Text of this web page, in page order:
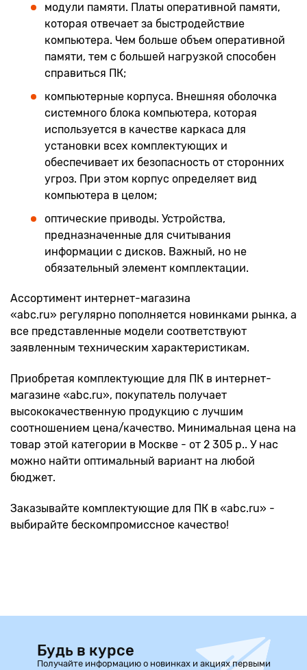
модули памяти. Платы оперативной памяти,
которая отвечает за быстродействие
компьютера. Чем больше объем оперативной
памяти, тем с большей нагрузкой способен
справиться ПК;
компьютерные корпуса. Внешняя оболочка
системного блока компьютера, которая
используется в качестве каркаса для
установки всех комплектующих и
обеспечивает их безопасность от сторонних
угроз. При этом корпус определяет вид
компьютера в целом;
оптические приводы. Устройства,
предназначенные для считывания
информации с дисков. Важный, но не
обязательный элемент комплектации.
Ассортимент интернет-магазина
«abc.ru» регулярно пополняется новинками рынка, а
все представленные модели соответствуют
заявленным техническим характеристикам.
Приобретая комплектующие для ПК в интернет-
магазине «abc.ru», покупатель получает
высококачественную продукцию с лучшим
соотношением цена/качество. Минимальная цена на
товар этой категории в Москве - от 2 305 р.. У нас
можно найти оптимальный вариант на любой
бюджет.
Заказывайте комплектующие для ПК в «abc.ru» -
выбирайте бескомпромиссное качество!
Будь в курсе
Получайте информацию о новинках и акциях первыми